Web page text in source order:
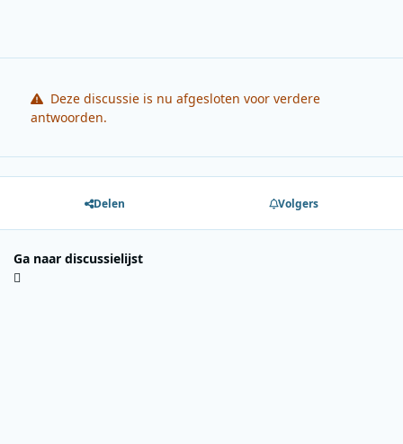
Deze discussie is nu afgesloten voor verdere
antwoorden.
Delen Volgers
Ga naar discussielijst